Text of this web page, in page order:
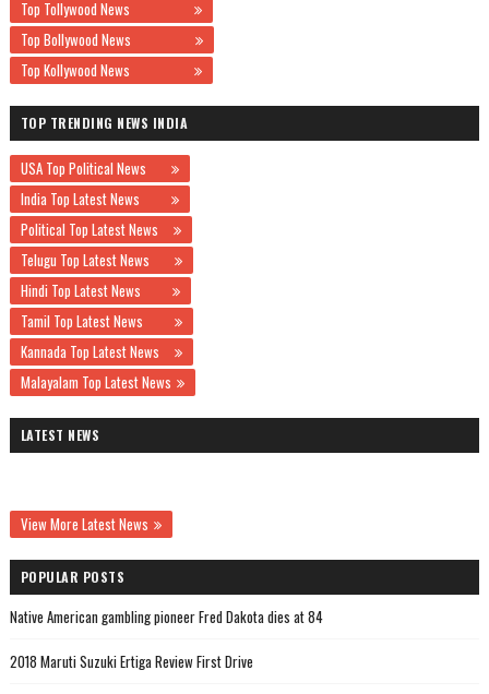
Top Tollywood News
Top Bollywood News
Top Kollywood News
TOP TRENDING NEWS INDIA
USA Top Political News
India Top Latest News
Political Top Latest News
Telugu Top Latest News
Hindi Top Latest News
Tamil Top Latest News
Kannada Top Latest News
Malayalam Top Latest News
LATEST NEWS
View More Latest News
POPULAR POSTS
Native American gambling pioneer Fred Dakota dies at 84
2018 Maruti Suzuki Ertiga Review First Drive